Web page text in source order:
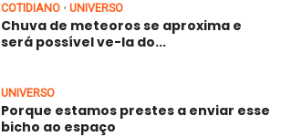
COTIDIANO • UNIVERSO
Chuva de meteoros se aproxima e
será possível ve-la do...
UNIVERSO
Porque estamos prestes a enviar esse
bicho ao espaço